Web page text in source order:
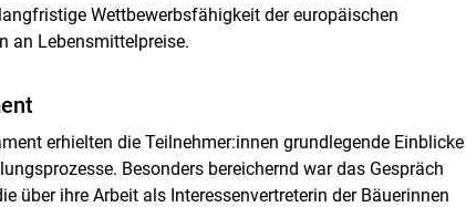
Wettbewerbsfähigkeit der europäischen
an Lebensmittelpreise.
erhielten die Teilnehmer:innen grundlegende Einblicke
Besonders bereichernd war das Gespräch
über ihre Arbeit als Interessenvertreterin der Bäuerinnen